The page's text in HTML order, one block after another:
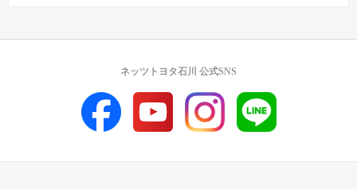
ネッツトヨタ石川 公式SNS